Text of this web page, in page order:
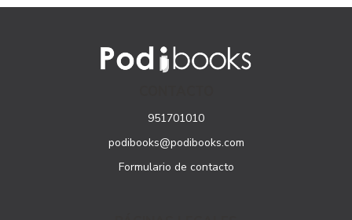
951701010
podibooks@podibooks.com
Formulario de contacto